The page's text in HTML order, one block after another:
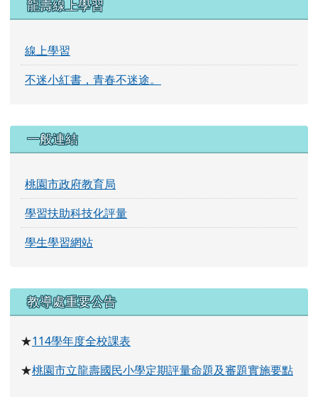
龍壽線上學習
線上學習
不迷小紅書，青春不迷途。
一般連結
桃園市政府教育局
學習扶助科技化評量
學生學習網站
右邊區域內容
教導處重要公告
★114學年度全校課表
★桃園市立龍壽國民小學定期評量命題及審題實施要點